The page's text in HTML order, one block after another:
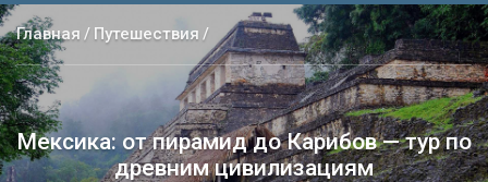
Главная Путешествия
Мексика: от пирамид до Карибов — тур по
древним цивилизациям